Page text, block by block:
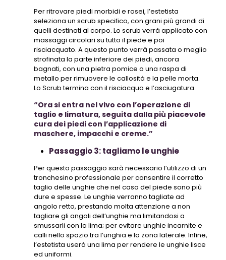
Per ritrovare piedi morbidi e rosei, l’estetista
seleziona un scrub specifico, con grani più grandi di
quelli destinati al corpo. Lo scrub verrà applicato con
massaggi circolari su tutto il piede e poi
risciacquato. A questo punto verrà passata o meglio
strofinata la parte inferiore dei piedi, ancora
bagnati, con una pietra pomice o una raspa di
metallo per rimuovere le callosità e la pelle morta.
Lo Scrub termina con il risciacquo e l’asciugatura.
“Ora si entra nel vivo con l’operazione di
taglio e limatura, seguita dalla più piacevole
cura dei piedi con l’applicazione di
maschere, impacchi e creme.”
Passaggio 3: tagliamo le unghie
Per questo passaggio sarà necessario l’utilizzo di un
tronchesino professionale per consentire il corretto
taglio delle unghie che nel caso del piede sono più
dure e spesse. Le unghie verranno tagliate ad
angolo retto, prestando molta attenzione a non
tagliare gli angoli dell’unghie ma limitandosi a
smussarli con la lima; per evitare unghie incarnite e
calli nello spazio tra l’unghia e la zona laterale. Infine,
l’estetista userà una lima per rendere le unghie lisce
ed uniformi.